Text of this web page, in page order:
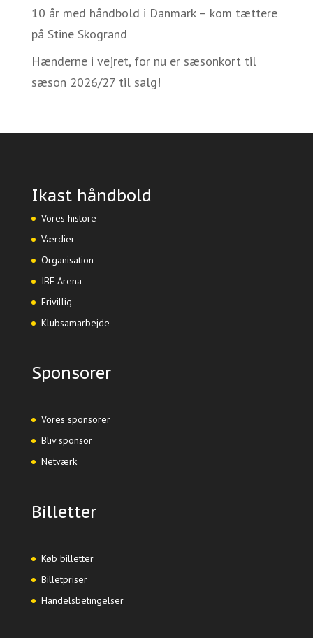
10 år med håndbold i Danmark – kom tættere
på Stine Skogrand
Hænderne i vejret, for nu er sæsonkort til
sæson 2026/27 til salg!
Ikast håndbold
Vores histore
Værdier
Organisation
IBF Arena
Frivillig
Klubsamarbejde
Sponsorer
Vores sponsorer
Bliv sponsor
Netværk
Billetter
Køb billetter
Billetpriser
Handelsbetingelser